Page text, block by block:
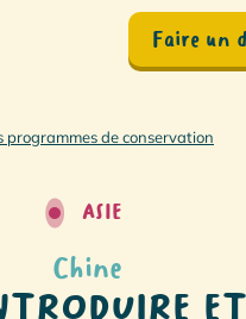
Faire un
programmes de conservation
ASIE
Chine
ET